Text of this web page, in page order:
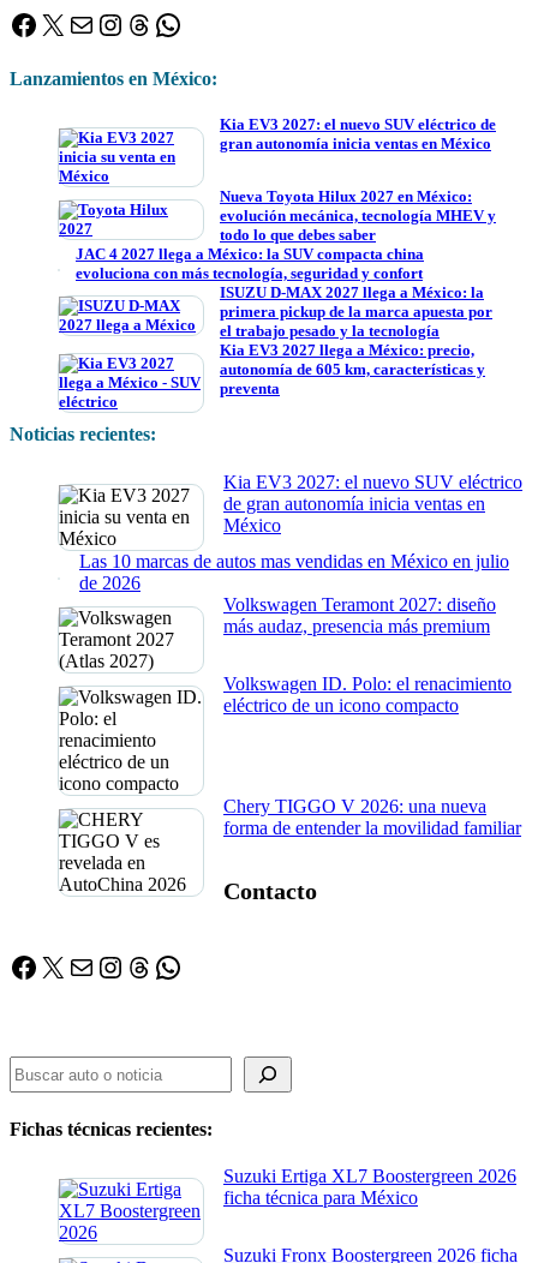
Facebook
X Correo electrónico
Instagram
Threads
WhatsApp
Lanzamientos en México:
Kia EV3 2027: el nuevo SUV eléctrico de
gran autonomía inicia ventas en México
Nueva Toyota Hilux 2027 en México:
evolución mecánica, tecnología MHEV y
todo lo que debes saber
JAC 4 2027 llega a México: la SUV compacta china
evoluciona con más tecnología, seguridad y confort
ISUZU D-MAX 2027 llega a México: la
primera pickup de la marca apuesta por
el trabajo pesado y la tecnología
Kia EV3 2027 llega a México: precio,
autonomía de 605 km, características y
preventa
Noticias recientes:
Kia EV3 2027: el nuevo SUV eléctrico
de gran autonomía inicia ventas en
México
Las 10 marcas de autos mas vendidas en México en julio
de 2026
Volkswagen Teramont 2027: diseño
más audaz, presencia más premium
Volkswagen ID. Polo: el renacimiento
eléctrico de un icono compacto
Chery TIGGO V 2026: una nueva
forma de entender la movilidad familiar
Contacto
Facebook
X Correo electrónico
Instagram
Threads
WhatsApp
Buscar
Fichas técnicas recientes:
Suzuki Ertiga XL7 Boostergreen 2026
ficha técnica para México
Suzuki Fronx Boostergreen 2026 ficha